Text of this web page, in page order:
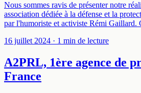
Nous sommes ravis de présenter notre
association dédiée à la défense et la
par l'humoriste et activiste Rémi
16 juillet 2024 · 1 min de lecture
A2PRL, 1ère agence de
France